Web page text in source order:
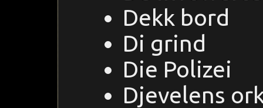
Dekk bord
Di grind
Die Polizei
Djevelens